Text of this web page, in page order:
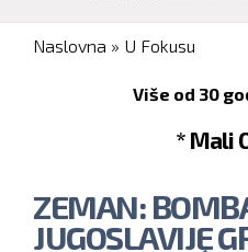
You are here
Naslovna » U Fokusu
Više od 30
* Mali
ZEMAN:
JUGOSLAVIJE